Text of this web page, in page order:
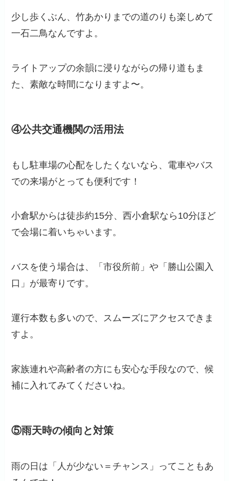
少し歩くぶん、竹あかりまでの道のりも楽しめて
一石二鳥なんですよ。
ライトアップの余韻に浸りながらの帰り道もま
た、素敵な時間になりますよ〜。
④公共交通機関の活用法
もし駐車場の心配をしたくないなら、電車やバス
での来場がとっても便利です！
小倉駅からは徒歩約15分、西小倉駅なら10分ほど
で会場に着いちゃいます。
バスを使う場合は、「市役所前」や「勝山公園入
口」が最寄りです。
運行本数も多いので、スムーズにアクセスできま
すよ。
家族連れや高齢者の方にも安心な手段なので、候
補に入れてみてくださいね。
⑤雨天時の傾向と対策
雨の日は「人が少ない＝チャンス」ってこともあ